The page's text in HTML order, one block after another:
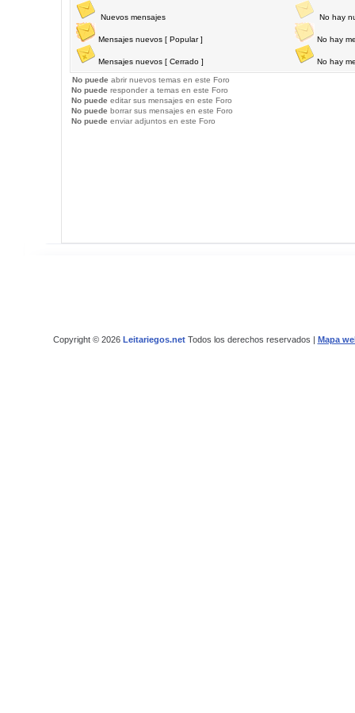
Nuevos mensajes
Mensajes nuevos [ Popular ]
Mensajes nuevos [ Cerrado ]
No hay
No hay
No hay
No puede abrir nuevos temas en este Foro
No puede responder a temas en este Foro
No puede editar sus mensajes en este Foro
No puede borrar sus mensajes en este Foro
No puede enviar adjuntos en este Foro
Copyright © 2026 Leitariegos.netTodos los derechos reservados | Mapa